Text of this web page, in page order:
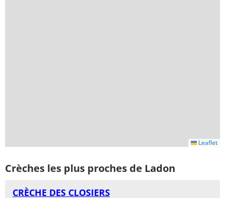
Leaflet
Crèches les plus proches de Ladon
CRÈCHE DES CLOSIERS